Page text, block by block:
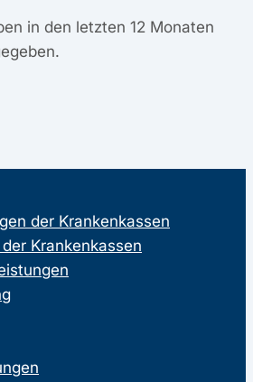
in den letzten 12 Monaten
der Krankenkassen
Krankenkassen